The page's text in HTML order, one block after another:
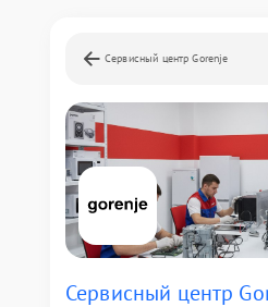
Сервисный центр Gorenje
Сервисный центр